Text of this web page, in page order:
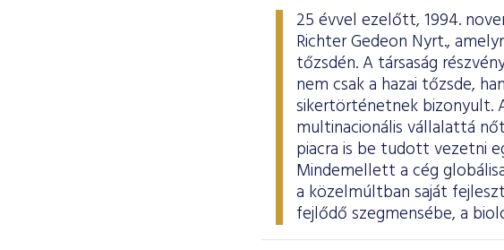
25 évvel ezelőtt, 1994.
Richter Gedeon Nyrt.,
tőzsdén. A társaság
nem csak a hazai tőzsde,
sikertörténetnek bizonyult.
multinacionális vállalattá
piacra is be tudott vezetni
Mindemellett a cég
a közelmúltban saját
fejlődő szegmensébe, a